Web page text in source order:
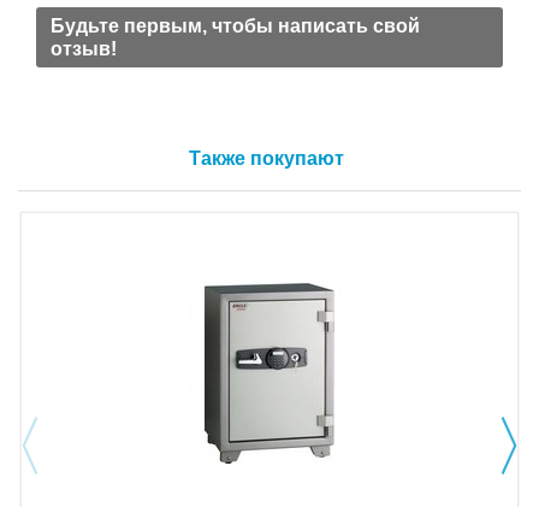
Будьте первым, чтобы написать свой
отзыв!
Также покупают